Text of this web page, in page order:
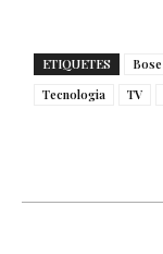
ETIQUETES Bose
Tecnologia
TV